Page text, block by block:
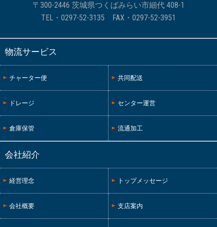
〒300-2446 茨城県つくばみらい市細代 408-1
TEL・ 0297-52-3135 FAX・0297-52-3951
物流サービス
チャーター便 共同配送
ドレージ センター運営
倉庫保管 流通加工
会社紹介
経営理念 トップメッセージ
会社概要 支店案内